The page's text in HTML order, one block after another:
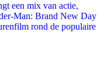
een mix van actie,
Man: Brand New Day
rond de populaire